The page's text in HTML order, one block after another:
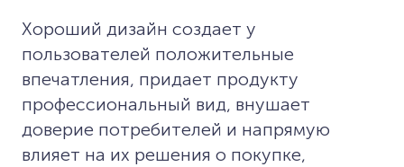
Хороший дизайн создает у
пользователей положительные
впечатления, придает продукту
профессиональный вид, внушает
доверие потребителей и напрямую
влияет на их решения о покупке,